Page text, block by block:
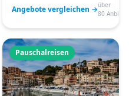
Angebote vergleichen →über
80
Pauschalreisen